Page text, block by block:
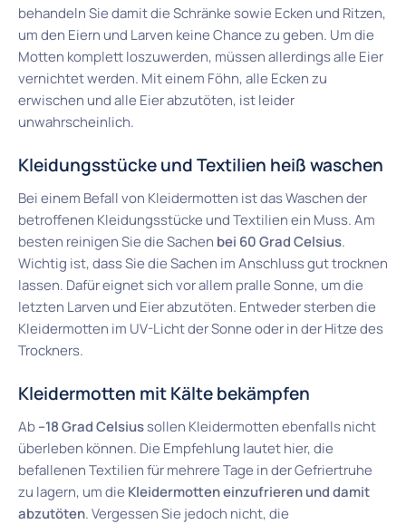
behandeln Sie damit die Schränke sowie Ecken und Ritzen,
um den Eiern und Larven keine Chance zu geben. Um die
Motten komplett loszuwerden, müssen allerdings alle Eier
vernichtet werden. Mit einem Föhn, alle Ecken zu
erwischen und alle Eier abzutöten, ist leider
unwahrscheinlich.
Kleidungsstücke und Textilien heiß waschen
Bei einem Befall von Kleidermotten ist das Waschen der
betroffenen Kleidungsstücke und Textilien ein Muss. Am
besten reinigen Sie die Sachen bei 60 Grad Celsius.
Wichtig ist, dass Sie die Sachen im Anschluss gut trocknen
lassen. Dafür eignet sich vor allem pralle Sonne, um die
letzten Larven und Eier abzutöten. Entweder sterben die
Kleidermotten im UV-Licht der Sonne oder in der Hitze des
Trockners.
Kleidermotten mit Kälte bekämpfen
Ab–18 Grad Celsiussollen Kleidermotten ebenfalls nicht
überleben können. Die Empfehlung lautet hier, die
befallenen Textilien für mehrere Tage in der Gefriertruhe
zu lagern, um die Kleidermotten einzufrieren und damit
abzutöten. Vergessen Sie jedoch nicht, die